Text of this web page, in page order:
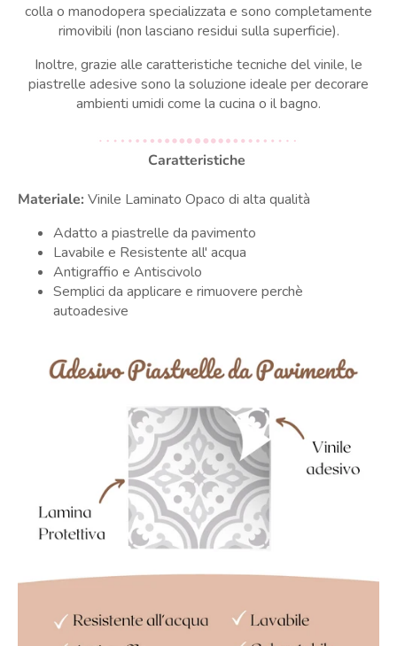
colla o manodopera specializzata e sono completamente
rimovibili (non lasciano residui sulla superficie).
Inoltre, grazie alle caratteristiche tecniche del vinile, le
piastrelle adesive sono la soluzione ideale per decorare
ambienti umidi come la cucina o il bagno.
Caratteristiche
Materiale: Vinile Laminato Opaco di alta qualità
Adatto a piastrelle da pavimento
Lavabile e Resistente all' acqua
Antigraffio e Antiscivolo
Semplici da applicare e rimuovere perchè
autoadesive